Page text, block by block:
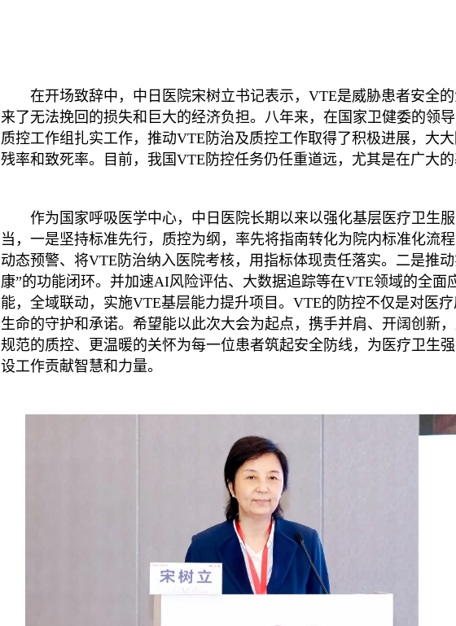
在开场致辞中，中日医院宋树立书记表示，VTE是威胁患者安全
来了无法挽回的损失和巨大的经济负担。八年来，在国家卫健委的领
质控工作组扎实工作，推动VTE防治及质控工作取得了积极进展，大
残率和致死率。目前，我国VTE防控任务仍任重道远，尤其是在广大的
作为国家呼吸医学中心，中日医院长期以来以强化基层医疗卫生
当，一是坚持标准先行，质控为纲，率先将指南转化为院内标准化流
动态预警、将VTE防治纳入医院考核，用指标体现责任落实。二是推
康”的功能闭环。并加速AI风险评估、大数据追踪等在VTE领域的全面
能，全域联动，实施VTE基层能力提升项目。VTE的防控不仅是对医
生命的守护和承诺。希望能以此次大会为起点，携手并肩、开阔创新
规范的质控、更温暖的关怀为每一位患者筑起安全防线，为医疗卫生
设工作贡献智慧和力量。